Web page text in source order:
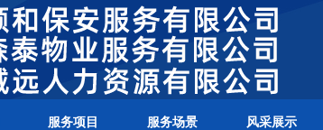
服务项目 服务场景 风采展示